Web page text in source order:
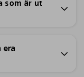
som är ut
era